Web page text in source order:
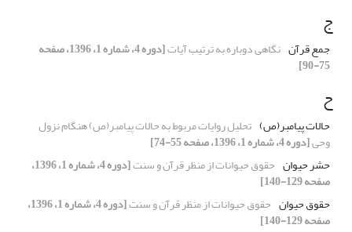
ج
جمع قرآن نگاهی دوباره به ترتیب آیات [دوره 4، شماره 1، 1396، صفحه
75-90]
ح
حالات ‌پیامبر(ص) تحلیل روایات مربوط به حالات پیامبر(ص) هنگام نزول
وحی[دوره 4، شماره 1، 1396، صفحه 55-74]
حشر حیوان حقوق حیوانات از منظر قرآن و سنت [دوره 4، شماره 1، 1396،
صفحه 129-140]
حقوق حیوان حقوق حیوانات از منظر قرآن و سنت [دوره 4، شماره 1، 1396،
صفحه 129-140]